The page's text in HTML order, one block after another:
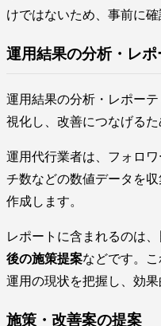
けではないため、事前に確
運用結果の分析・レ
運用結果の分析・レポー
視化し、改善につなげるた
運用代行業者は、フォロ
チ数などの数値データを
作成します。
レポートに含まれるのは、
後の施策提案などです。
運用の現状を把握し、効
施策・改善案の提案